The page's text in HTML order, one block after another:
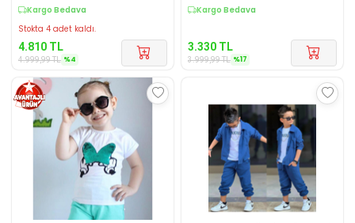
Kargo Bedava
Stokta 4 adet kaldı.
4.810 TL
4.999,99TL %4
Kargo Bedava
3.330 TL
3.999,99TL %17